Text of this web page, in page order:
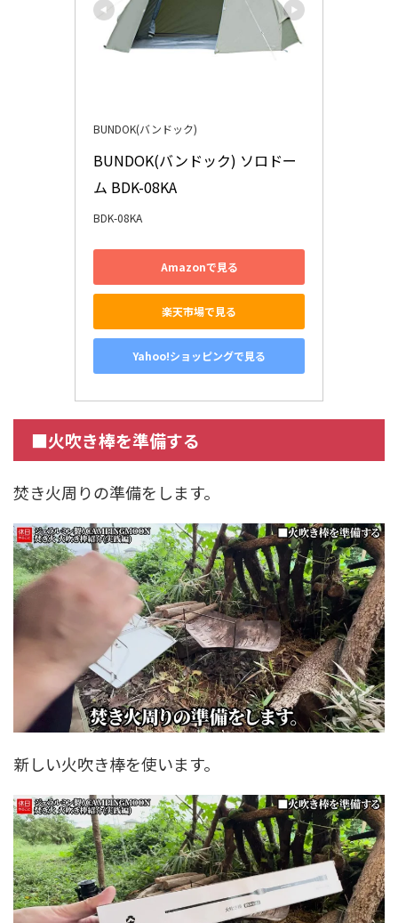
BUNDOK(バンドック)
BUNDOK(バンドック) ソロドー
ム BDK-08KA
BDK-08KA
Amazonで見る
楽天市場で見る
Yahoo!ショッピングで見る
■火吹き棒を準備する
焚き火周りの準備をします。
新しい火吹き棒を使います。